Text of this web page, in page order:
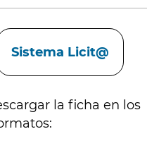
Sistema Licit@
la ficha en los